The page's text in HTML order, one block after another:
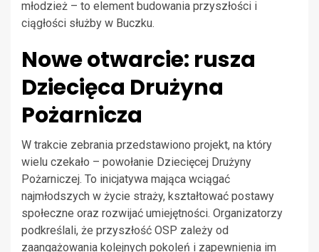
młodzież – to element budowania przyszłości i
ciągłości służby w Buczku.
Nowe otwarcie: rusza
Dziecięca Drużyna
Pożarnicza
W trakcie zebrania przedstawiono projekt, na który
wielu czekało – powołanie Dziecięcej Drużyny
Pożarniczej. To inicjatywa mająca wciągać
najmłodszych w życie straży, kształtować postawy
społeczne oraz rozwijać umiejętności. Organizatorzy
podkreślali, że przyszłość OSP zależy od
zaangażowania kolejnych pokoleń i zapewnienia im